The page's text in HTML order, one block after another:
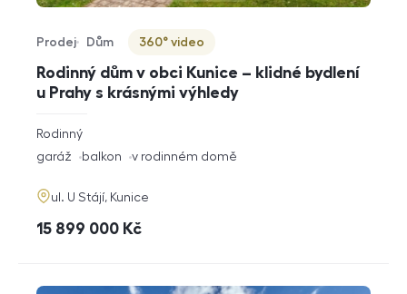
Rodinný dům v obci Kunice – klidné bydlení
u Prahy s krásnými výhledy
Typ nabídky
Prodej
Typ nemovitosti
Dům
Virtuální prohlídka
360° video
rozměry
dispozice
Rodinný
funkce
garáž balkon v rodinném domě
adresa
ul. U Stájí, Kunice
cena
15 899 000 Kč